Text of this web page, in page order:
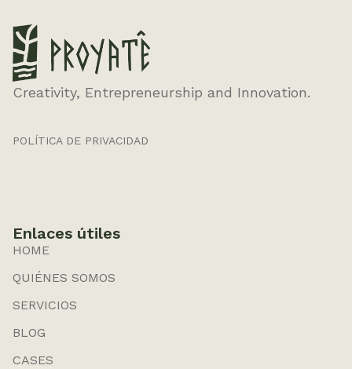
Creativity, Entrepreneurship and Innovation.
POLÍTICA DE PRIVACIDAD
Enlaces útiles
HOME
QUIÉNES SOMOS
SERVICIOS
BLOG
CASES